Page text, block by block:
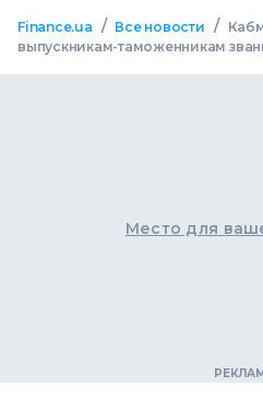
Finance.ua / Все новости /
выпускникам-таможенникам
Место для